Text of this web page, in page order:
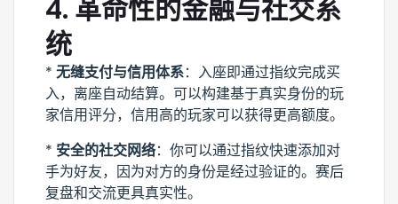
4. 革命性的金融与社交系
统
* 无缝支付与信用体系：入座即通过指纹完成买
入，离座自动结算。可以构建基于真实身份的玩
家信用评分，信用高的玩家可以获得更高额度。
* 安全的社交网络：你可以通过指纹快速添加对
手为好友，因为对方的身份是经过验证的。赛后
复盘和交流更具真实性。